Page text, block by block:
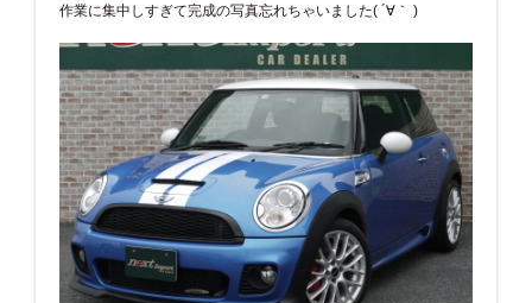
作業に集中しすぎて完成の写真忘れちゃいました( ´∀｀ )